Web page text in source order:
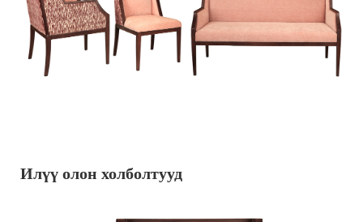
Илүү олон холболтууд